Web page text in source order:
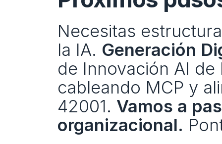
Necesitas
la IA. Generación
de Innovación AI
cableando MCP y
42001. Vamos a
organizacional.